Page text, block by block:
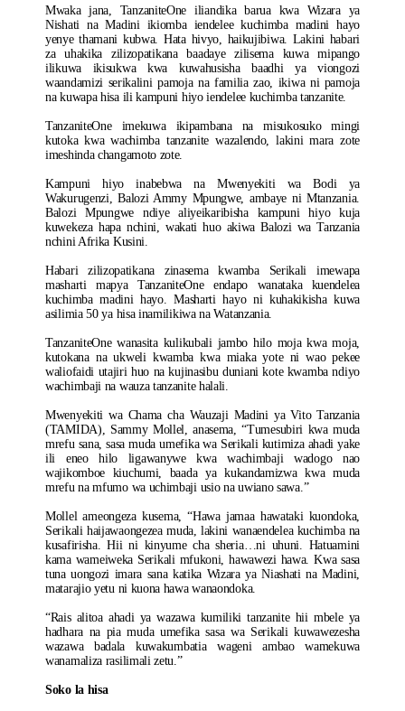
Mwaka jana, TanzaniteOne iliandika barua kwa Wizara ya
Nishati na Madini ikiomba iendelee kuchimba madini hayo
yenye thamani kubwa. Hata hivyo, haikujibiwa. Lakini habari
za uhakika zilizopatikana baadaye zilisema kuwa mipango
ilikuwa ikisukwa kwa kuwahusisha baadhi ya viongozi
waandamizi serikalini pamoja na familia zao, ikiwa ni pamoja
na kuwapa hisa ili kampuni hiyo iendelee kuchimba tanzanite.
TanzaniteOne imekuwa ikipambana na misukosuko mingi
kutoka kwa wachimba tanzanite wazalendo, lakini mara zote
imeshinda changamoto zote.
Kampuni hiyo inabebwa na Mwenyekiti wa Bodi ya
Wakurugenzi, Balozi Ammy Mpungwe, ambaye ni Mtanzania.
Balozi Mpungwe ndiye aliyeikaribisha kampuni hiyo kuja
kuwekeza hapa nchini, wakati huo akiwa Balozi wa Tanzania
nchini Afrika Kusini.
Habari zilizopatikana zinasema kwamba Serikali imewapa
masharti mapya TanzaniteOne endapo wanataka kuendelea
kuchimba madini hayo. Masharti hayo ni kuhakikisha kuwa
asilimia 50 ya hisa inamilikiwa na Watanzania.
TanzaniteOne wanasita kulikubali jambo hilo moja kwa moja,
kutokana na ukweli kwamba kwa miaka yote ni wao pekee
waliofaidi utajiri huo na kujinasibu duniani kote kwamba ndiyo
wachimbaji na wauza tanzanite halali.
Mwenyekiti wa Chama cha Wauzaji Madini ya Vito Tanzania
(TAMIDA), Sammy Mollel, anasema, “Tumesubiri kwa muda
mrefu sana, sasa muda umefika wa Serikali kutimiza ahadi yake
ili eneo hilo ligawanywe kwa wachimbaji wadogo nao
wajikomboe kiuchumi, baada ya kukandamizwa kwa muda
mrefu na mfumo wa uchimbaji usio na uwiano sawa.”
Mollel ameongeza kusema, “Hawa jamaa hawataki kuondoka,
Serikali haijawaongezea muda, lakini wanaendelea kuchimba na
kusafirisha. Hii ni kinyume cha sheria…ni uhuni. Hatuamini
kama wameiweka Serikali mfukoni, hawawezi hawa. Kwa sasa
tuna uongozi imara sana katika Wizara ya Niashati na Madini,
matarajio yetu ni kuona hawa wanaondoka.
“Rais alitoa ahadi ya wazawa kumiliki tanzanite hii mbele ya
hadhara na pia muda umefika sasa wa Serikali kuwawezesha
wazawa badala kuwakumbatia wageni ambao wamekuwa
wanamaliza rasilimali zetu.”
Soko la hisa